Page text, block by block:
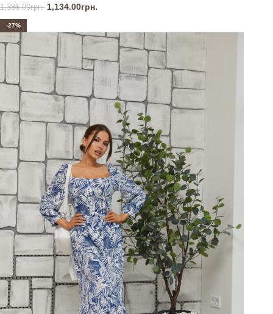
1,386.00грн. 1,134.00грн.
-27%